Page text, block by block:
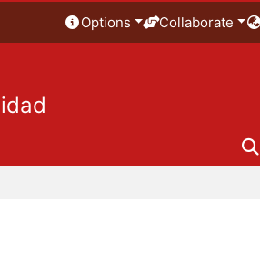
Options Collaborate